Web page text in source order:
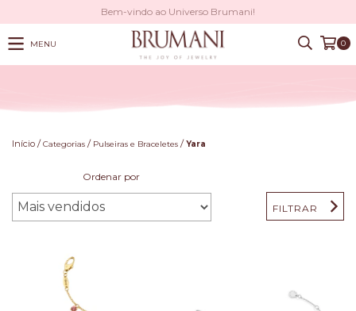
Bem-vindo ao Universo Brumani!
MENU 0
Início / Categorias / Pulseiras e Braceletes / Yara
Ordenar por
FILTRAR